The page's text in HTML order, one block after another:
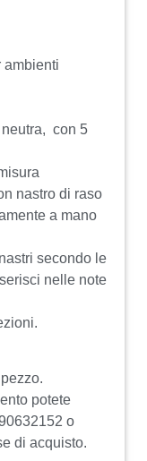
ambienti
con 5
nastro di raso
a mano
secondo le
nelle note
potete
o
di acquisto.